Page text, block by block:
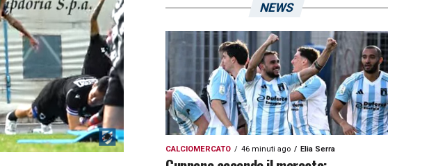
NEWS
CALCIOMERCATO 46 minuti ago Elia Serra